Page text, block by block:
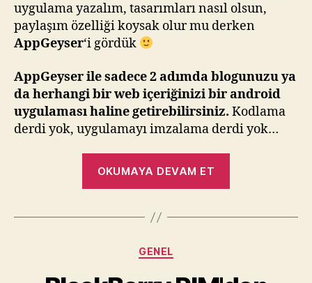
uygulama yazalım, tasarımları nasıl olsun,
paylaşım özelliği koysak olur mu derken
AppGeyser‘i gördük
AppGeyser ile sadece 2 adımda blogunuzu ya
da herhangi bir web içeriğinizi bir android
uygulaması haline getirebilirsiniz. Kodlama
derdi yok, uygulamayı imzalama derdi yok…
OKUMAYA DEVAM ET
Android
Kategoriler
GENEL